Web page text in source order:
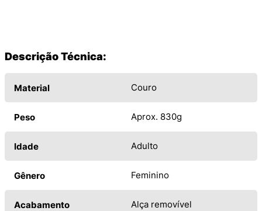
Descrição Técnica:
Material Couro
Peso Aprox. 830g
Idade Adulto
Gênero Feminino
Acabamento Alça removível